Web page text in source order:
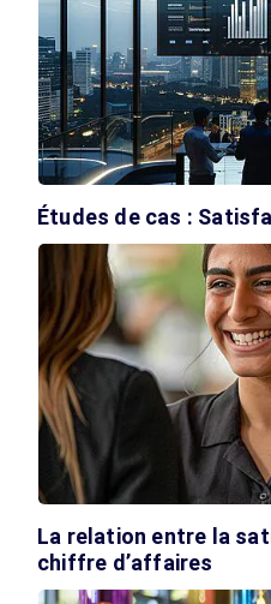
Études de cas :
La relation entre la
chiffre d’affaires